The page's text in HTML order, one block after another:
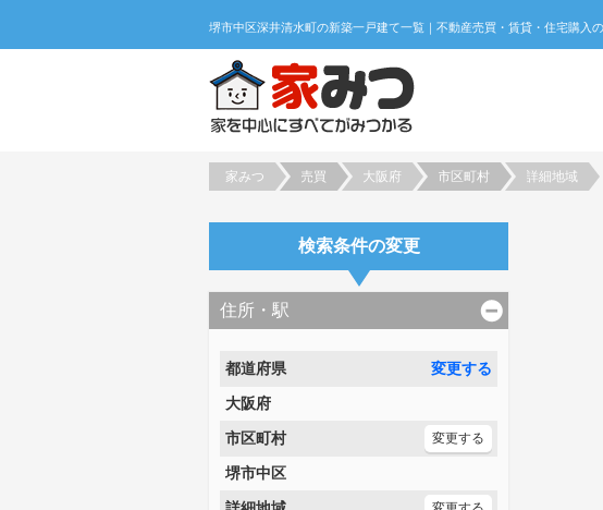
家みつ 売買 大阪府 市区町村 詳細地域
検索条件の変更
住所・駅
都道府県
変更する
大阪府
市区町村
変更する
堺市中区